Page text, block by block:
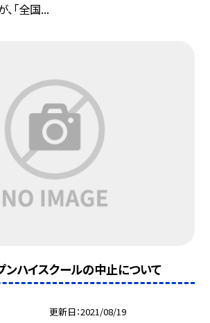
「全国...
ハイスクールの中止について
更新日 2021/08/19